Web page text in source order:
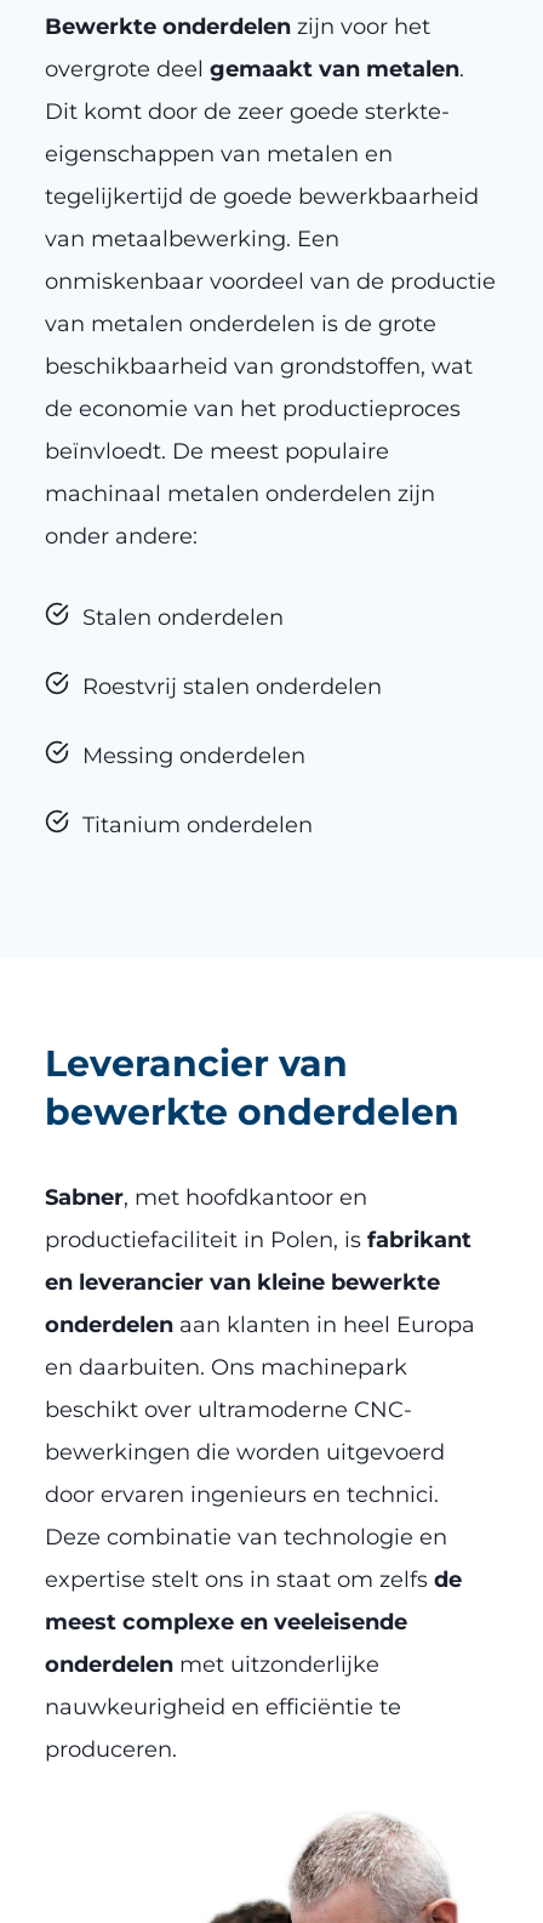
Bewerkte onderdelen zijn voor het
overgrote deel gemaakt van metalen.
Dit komt door de zeer goede sterkte-
eigenschappen van metalen en
tegelijkertijd de goede bewerkbaarheid
van metaalbewerking. Een
onmiskenbaar voordeel van de productie
van metalen onderdelen is de grote
beschikbaarheid van grondstoffen, wat
de economie van het productieproces
beïnvloedt. De meest populaire
machinaal metalen onderdelen zijn
onder andere:
Stalen onderdelen
Roestvrij stalen onderdelen
Messing onderdelen
Titanium onderdelen
Leverancier van
bewerkte onderdelen
Sabner, met hoofdkantoor en
productiefaciliteit in Polen, is fabrikant
en leverancier van kleine bewerkte
onderdelen aan klanten in heel Europa
en daarbuiten. Ons machinepark
beschikt over ultramoderne CNC-
bewerkingen die worden uitgevoerd
door ervaren ingenieurs en technici.
Deze combinatie van technologie en
expertise stelt ons in staat om zelfs de
meest complexe en veeleisende
onderdelen met uitzonderlijke
nauwkeurigheid en efficiëntie te
produceren.